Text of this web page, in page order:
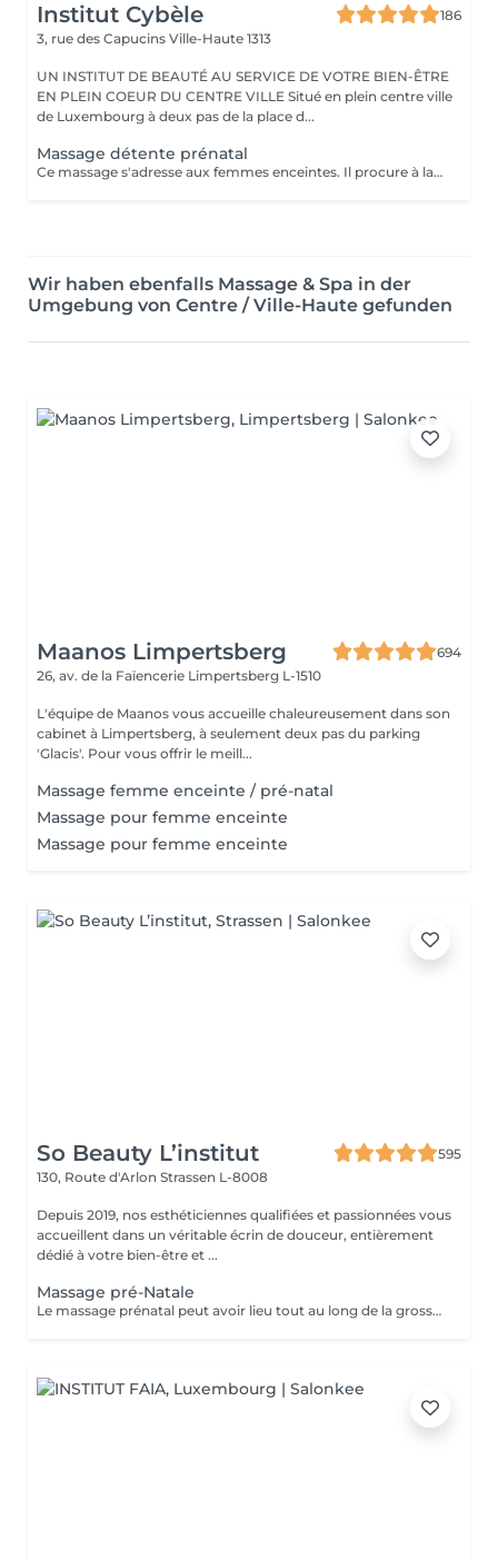
Institut Cybèle
186
3, rue des Capucins Ville-Haute 1313
UN INSTITUT DE BEAUTÉ AU SERVICE DE VOTRE BIEN-ÊTRE
EN PLEIN COEUR DU CENTRE VILLE Situé en plein centre ville
de Luxembourg à deux pas de la place d...
Massage détente prénatal
Ce massage s'adresse aux femmes enceintes. Il procure à la future maman un grand moment de réconfort, réduit le stress, soulage les douleurs aux jambes et atténue l'inconfort de la pression du nerf sciatique. A partir du troisième mois jusqu'au terme de la grossesse.
Wir haben ebenfalls Massage & Spa in der
Umgebung von Centre / Ville-Haute gefunden
Maanos Limpertsberg
694
26, av. de la Faïencerie Limpertsberg L-1510
L'équipe de Maanos vous accueille chaleureusement dans son
cabinet à Limpertsberg, à seulement deux pas du parking
'Glacis'. Pour vous offrir le meill...
Massage femme enceinte / pré-natal
Massage pour femme enceinte
Massage pour femme enceinte
So Beauty L’institut
595
130, Route d'Arlon Strassen L-8008
Depuis 2019, nos esthéticiennes qualifiées et passionnées vous
accueillent dans un véritable écrin de douceur, entièrement
dédié à votre bien-être et ...
Massage pré-Natale
Le massage prénatal peut avoir lieu tout au long de la grossesse (dès 3 mois). Il a des vertus relaxantes et hydratantes et permet d'améliorer les sensations de jambes lourdes et les maux de dos. Aucune contre-indication médicale n'existe.